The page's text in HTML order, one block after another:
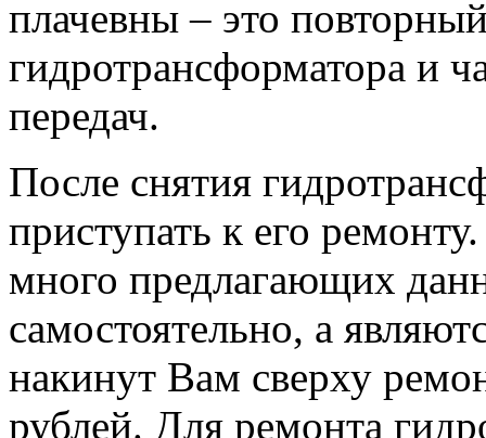
плачевны – это
гидротрансформатора и
передач.
После снятия
приступать к его
много предлагающих
самостоятельно, а
накинут Вам сверху
рублей. Для ремонта